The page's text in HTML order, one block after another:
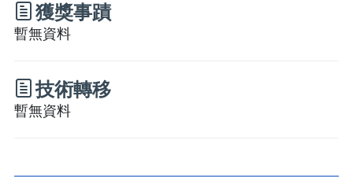
獲獎事蹟
暫無資料
技術轉移
暫無資料